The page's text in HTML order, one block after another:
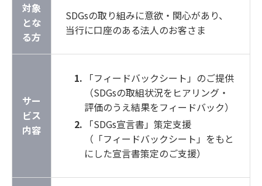
対象
とな
る方
SDGsの取り組みに意欲・関心があり、
当行に口座のある法人のお客さま
サー
ビス
内容
「フィードバックシート」のご提供
（SDGsの取組状況をヒアリング・
評価のうえ結果をフィードバック）
「SDGs宣言書」策定支援
（「フィードバックシート」をもと
にした宣言書策定のご支援）